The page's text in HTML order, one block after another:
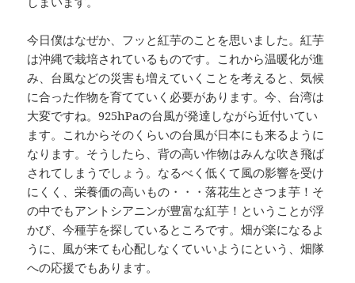
今日僕はなぜか、フッと紅芋のことを思いました。紅芋
は沖縄で栽培されているものです。これから温暖化が進
み、台風などの災害も増えていくことを考えると、気候
に合った作物を育てていく必要があります。今、台湾は
大変ですね。925hPaの台風が発達しながら近付いてい
ます。これからそのくらいの台風が日本にも来るように
なります。そうしたら、背の高い作物はみんな吹き飛ば
されてしまうでしょう。なるべく低くて風の影響を受け
にくく、栄養価の高いもの・・・落花生とさつま芋！そ
の中でもアントシアニンが豊富な紅芋！ということが浮
かび、今種芋を探しているところです。畑が楽になるよ
うに、風が来ても心配しなくていいようにという、畑隊
への応援でもあります。